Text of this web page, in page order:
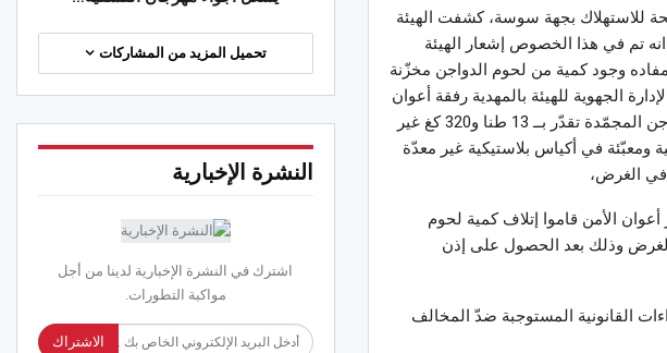
للاستهلاك بجهة سوسة، كشفت الهيئة
انه تم في هذا الخصوص إشعار الهيئة
والذي مفاده وجود كمية من لحوم الدواجن مخزّنة
الجهوية للهيئة بالمهدية رفقة أعوان
الأمن إلى المكان المعني حيث تبيّن وجود كمية من لحوم الدواجن المجمّدة تقدّر بــ 13 طنا و320 كغ غير
ومعبّئة في أكياس بلاستيكية غير معدّة
في الغرض،
أعوان الأمن قاموا إتلاف كمية لحوم
محضر إتلاف في الغرض وذلك بعد الحصول على إذن
القانونية المستوجبة ضدّ المخالف
تحميل المزيد من المشاركات
النشرة الإخبارية
اشترك في النشرة الإخبارية لدينا من أجل
مواكبة التطورات.
الاشتراك